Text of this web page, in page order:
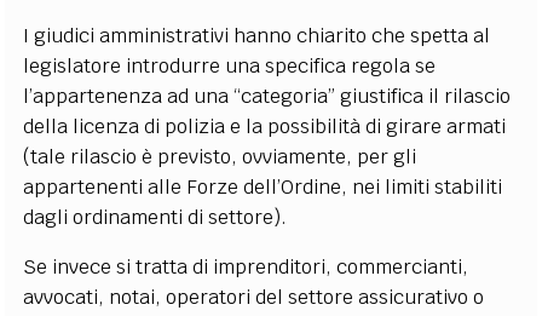
I giudici amministrativi hanno chiarito che spetta al
legislatore introdurre una specifica regola se
l’appartenenza ad una “categoria” giustifica il rilascio
della licenza di polizia e la possibilità di girare armati
(tale rilascio è previsto, ovviamente, per gli
appartenenti alle Forze dell’Ordine, nei limiti stabiliti
dagli ordinamenti di settore).
Se invece si tratta di imprenditori, commercianti,
avvocati, notai, operatori del settore assicurativo o